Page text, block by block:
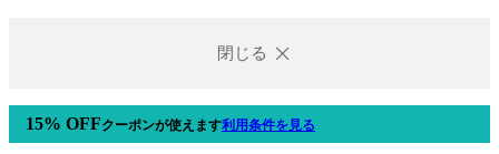
閉じる
15% OFFクーポンが使えます利用条件を見る